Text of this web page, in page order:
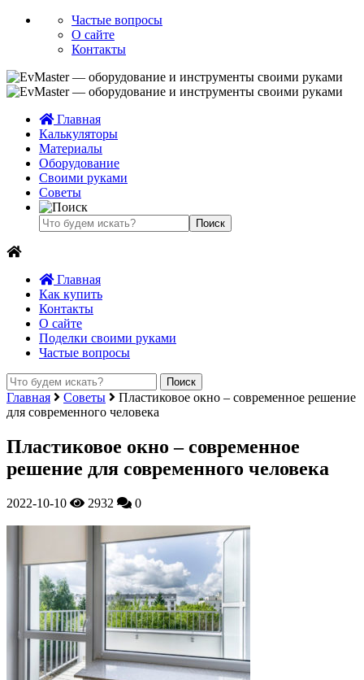
Частые вопросы
О сайте
Контакты
Главная
Калькуляторы
Материалы
Оборудование
Своими руками
Советы
Главная
Как купить
Контакты
О сайте
Поделки своими руками
Частые вопросы
Главная Советы
Пластиковое окно – современное решение
для современного человека
Пластиковое окно – современное
решение для современного человека
2022-10-10 2932 0